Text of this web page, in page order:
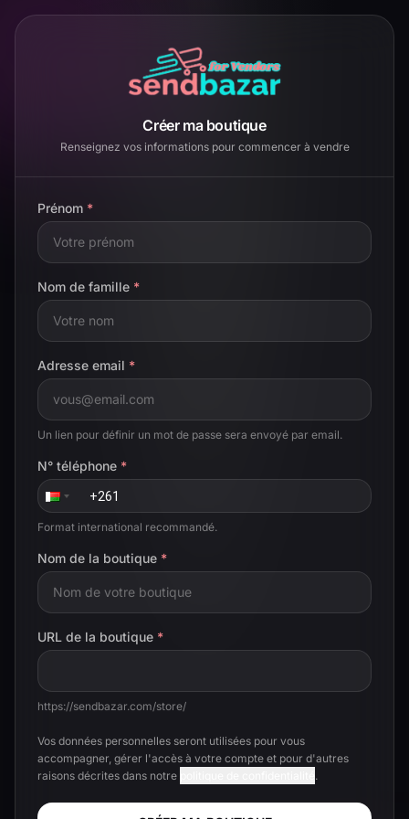
Créer ma boutique
Renseignez vos informations pour commencer à vendre
Prénom *
Nom de famille *
Adresse email *
Un lien pour définir un mot de passe sera envoyé par email.
N° téléphone *
Format international recommandé.
Nom de la boutique *
URL de la boutique *
https://sendbazar.com/store/
Vos données personnelles seront utilisées pour vous
accompagner, gérer l'accès à votre compte et pour d'autres
raisons décrites dans notre
.